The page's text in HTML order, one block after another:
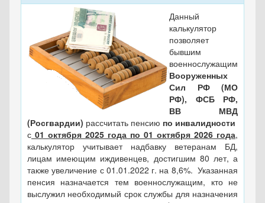
Данный
калькулятор
позволяет
бывшим
военнослужащим
Вооруженных
Сил РФ (МО
РФ), ФСБ РФ,
ВВ МВД
(Росгвардии) рассчитать пенсию по инвалидности
с 01 октября 2025 года по 01 октября 2026 года,
калькулятор учитывает надбавку ветеранам БД,
лицам имеющим иждивенцев, достигшим 80 лет, а
также увеличение с 01.01.2022 г. на 8,6%. Указанная
пенсия назначается тем военнослужащим, кто не
выслужил необходимый срок службы для назначения